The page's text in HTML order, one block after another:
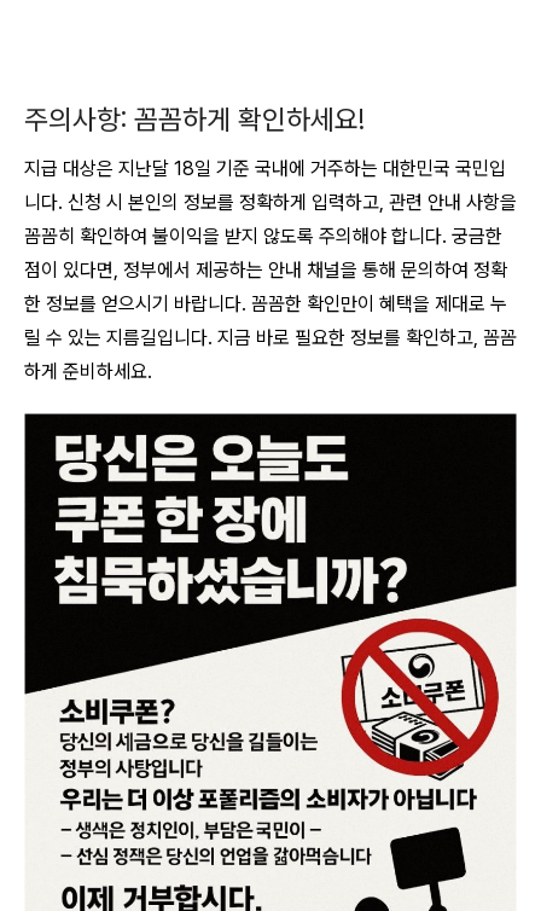
주의사항: 꼼꼼하게 확인하세요!
지급 대상은 지난달 18일 기준 국내에 거주하는 대한민국 국민입
니다. 신청 시 본인의 정보를 정확하게 입력하고, 관련 안내 사항을
꼼꼼히 확인하여 불이익을 받지 않도록 주의해야 합니다. 궁금한
점이 있다면, 정부에서 제공하는 안내 채널을 통해 문의하여 정확
한 정보를 얻으시기 바랍니다. 꼼꼼한 확인만이 혜택을 제대로 누
릴 수 있는 지름길입니다. 지금 바로 필요한 정보를 확인하고, 꼼꼼
하게 준비하세요.